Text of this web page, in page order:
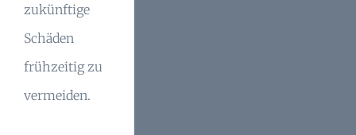
zukünftige
Schäden
frühzeitig zu
vermeiden.